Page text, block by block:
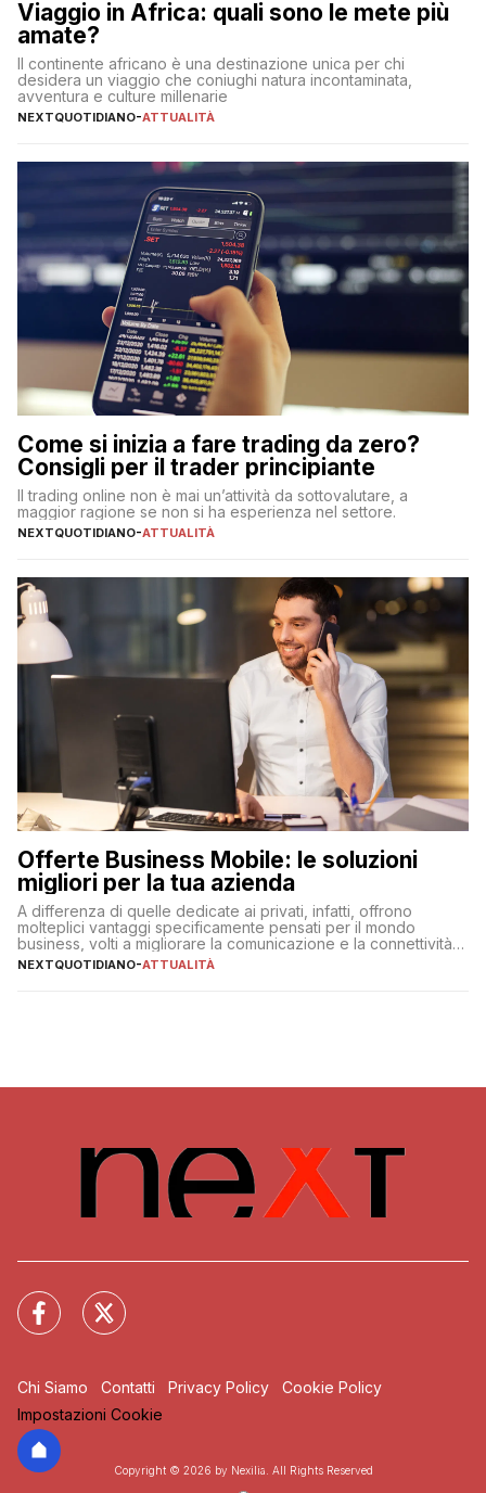
Viaggio in Africa: quali sono le mete più
amate?
Il continente africano è una destinazione unica per chi
desidera un viaggio che coniughi natura incontaminata,
avventura e culture millenarie
NEXTQUOTIDIANO-ATTUALITÀ
Come si inizia a fare trading da zero?
Consigli per il trader principiante
Il trading online non è mai un’attività da sottovalutare, a
maggior ragione se non si ha esperienza nel settore.
NEXTQUOTIDIANO-ATTUALITÀ
Offerte Business Mobile: le soluzioni
migliori per la tua azienda
A differenza di quelle dedicate ai privati, infatti, offrono
molteplici vantaggi specificamente pensati per il mondo
business, volti a migliorare la comunicazione e la connettività
degli utenti
NEXTQUOTIDIANO-ATTUALITÀ
Chi Siamo Contatti Privacy Policy
Cookie Policy
Impostazioni Cookie
Copyright © 2026 by Nexilia. All Rights Reserved